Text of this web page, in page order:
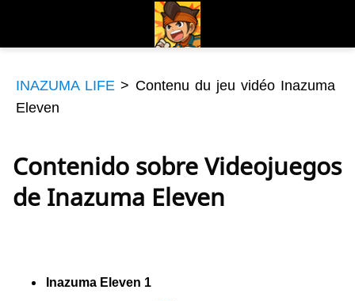
INAZUMA LIFE > Contenu du jeu vidéo Inazuma
Eleven
Contenido sobre Videojuegos
de Inazuma Eleven
Inazuma Eleven 1